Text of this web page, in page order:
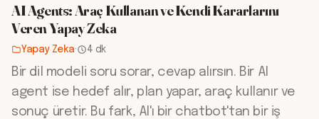
AI Agents: Araç Kullanan ve Kendi Kararlarını
Veren Yapay Zeka
Yapay Zeka· 4 dk
Bir dil modeli soru sorar, cevap alırsın. Bir AI
agent ise hedef alır, plan yapar, araç kullanır ve
sonuç üretir. Bu fark, AI'ı bir chatbot'tan bir iş